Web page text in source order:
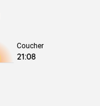
Coucher
21:08